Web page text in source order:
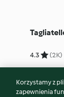
4.3 (2K)
Korzystamy z
zapewnienia